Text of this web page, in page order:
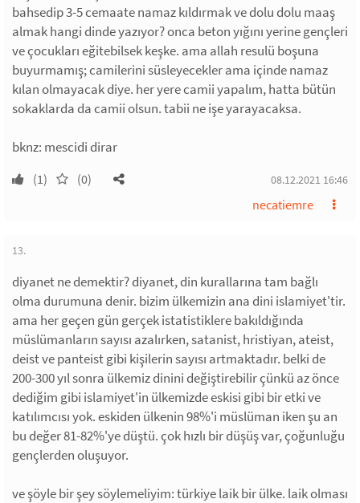
bahsedip 3-5 cemaate namaz kıldırmak ve dolu dolu maaş
almak hangi dinde yazıyor? onca beton yığını yerine gençleri
ve çocukları eğitebilsek keşke. ama allah resulü boşuna
buyurmamış; camilerini süsleyecekler ama içinde namaz
kılan olmayacak diye. her yere camii yapalım, hatta bütün
sokaklarda da camii olsun. tabii ne işe yarayacaksa.
bknz: mescidi dirar
(1) (0) 08.12.2021 16:46
necatiemre
13.
diyanet ne demektir? diyanet, din kurallarına tam bağlı
olma durumuna denir. bizim ülkemizin ana dini islamiyet'tir.
ama her geçen gün gerçek istatistiklere bakıldığında
müslümanların sayısı azalırken, satanist, hristiyan, ateist,
deist ve panteist gibi kişilerin sayısı artmaktadır. belki de
200-300 yıl sonra ülkemiz dinini değiştirebilir çünkü az önce
dediğim gibi islamiyet'in ülkemizde eskisi gibi bir etki ve
katılımcısı yok. eskiden ülkenin 98%'i müslüman iken şu an
bu değer 81-82%'ye düştü. çok hızlı bir düşüş var, çoğunluğu
gençlerden oluşuyor.
ve şöyle bir şey söylemeliyim: türkiye laik bir ülke. laik olması